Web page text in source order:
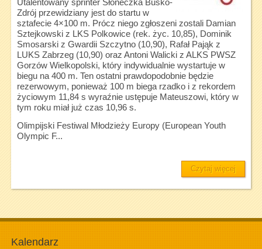
Utalentowany sprinter Słoneczka Busko-
Zdrój przewidziany jest do startu w
sztafecie 4×100 m. Prócz niego zgłoszeni zostali Damian
Sztejkowski z LKS Polkowice (rek. życ. 10,85), Dominik
Smosarski z Gwardii Szczytno (10,90), Rafał Pająk z
LUKS Zabrzeg (10,90) oraz Antoni Walicki z ALKS PWSZ
Gorzów Wielkopolski, który indywidualnie wystartuje w
biegu na 400 m. Ten ostatni prawdopodobnie będzie
rezerwowym, ponieważ 100 m biega rzadko i z rekordem
życiowym 11,84 s wyraźnie ustępuje Mateuszowi, który w
tym roku miał już czas 10,96 s.
Olimpijski Festiwal Młodzieży Europy (European Youth
Olympic F...
Czytaj więcej
Kalendarz